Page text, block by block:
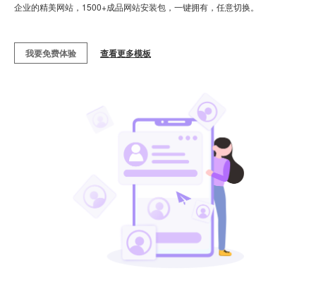
企业的精美网站，1500+成品网站安装包，一键拥有，任意切换。
我要免费体验 查看更多模板